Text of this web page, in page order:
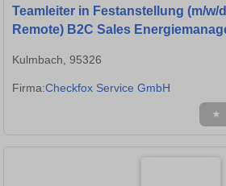
Teamleiter in Festanstellung (m/w/
Remote) B2C Sales
Kulmbach, 95326
Firma:Checkfox Service GmbH
★